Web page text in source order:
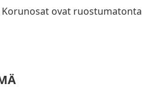
ovat ruostumatonta